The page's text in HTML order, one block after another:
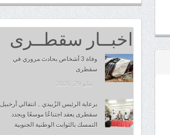
اخبــار سقطــرى
وفاة 3 أشخاص بحادث مروري في
سقطرى
مايو 29, 2026
برعاية الرئيس الزُبيدي .. انتقالي أرخبيل
سقطرى يعقد اجتناعُا موسعًا ويجدد
التمسك بالثوابت الوطنية الجنوبية